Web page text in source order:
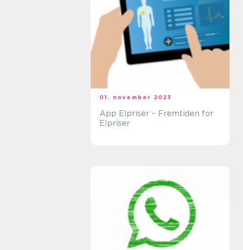
01. november 2023
App Elpriser – Fremtiden for
Elpriser